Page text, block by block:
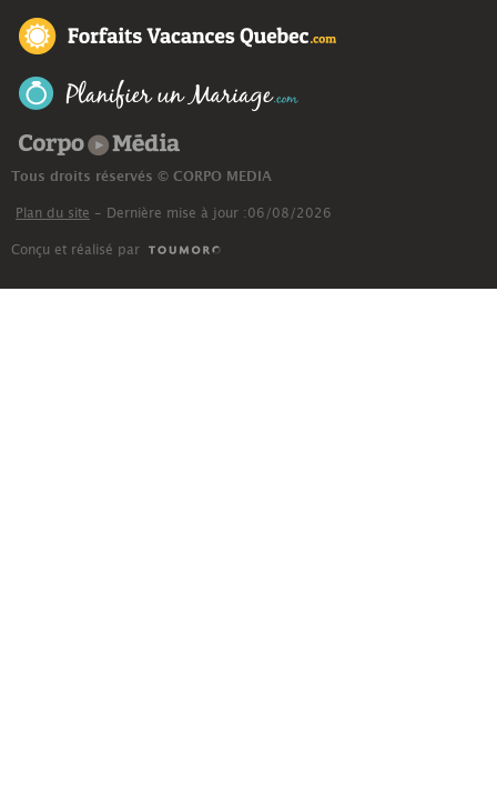
Tous droits réservés © CORPO MEDIA
Plan du site - Dernière mise à jour :06/08/2026
Conçu et réalisé par